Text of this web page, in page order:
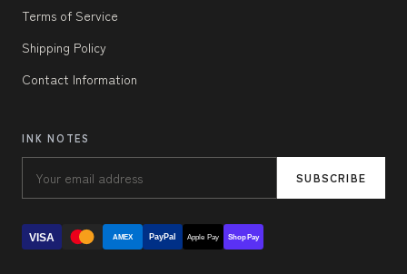
Terms of Service
Shipping Policy
Contact Information
INK NOTES
SUBSCRIBE
VISA AMEX PayPal Apple Pay Shop Pay